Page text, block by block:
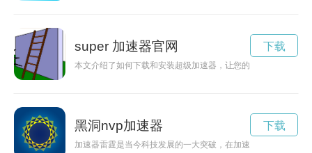
super 加速器官网
本文介绍了如何下载和安装超级加速器，让您的网络速度更快更
下载
黑洞nvp加速器
加速器雷霆是当今科技发展的一大突破，在加速器领域取得了
下载